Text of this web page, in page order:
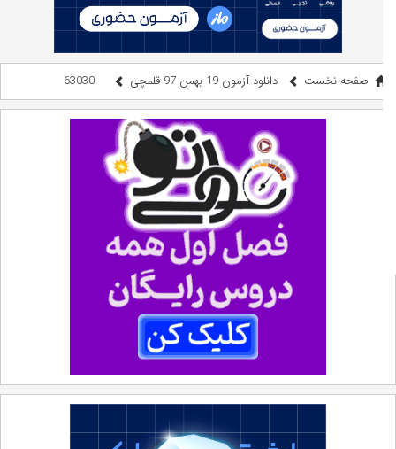
صفحه نخست دانلود آزمون 19 بهمن 97 قلمچی 63030